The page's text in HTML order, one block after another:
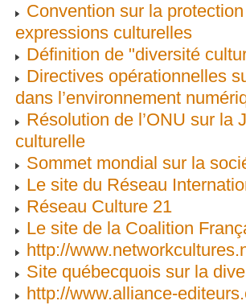
Convention sur la
expressions culturelles
Définition de "diversité
Directives opérationnelles
dans l’environnement
Résolution de l’ONU sur la
culturelle
Sommet mondial sur la
Le site du Réseau
Réseau Culture 21
Le site de la Coalition
http://
Site québecquois sur la
http://www.alliance-